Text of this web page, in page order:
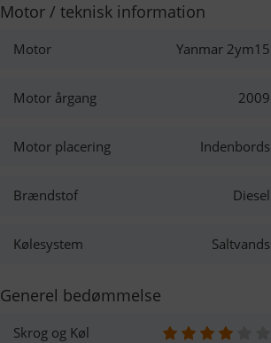
Motor / teknisk information
Motor Yanmar 2ym15
Motor årgang 2009
Motor placering Indenbords
Brændstof Diesel
Kølesystem Saltvands
Generel bedømmelse
Skrog og Køl